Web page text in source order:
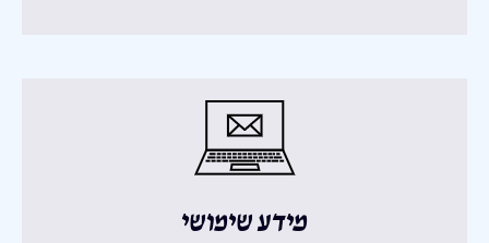
מידע שימושי